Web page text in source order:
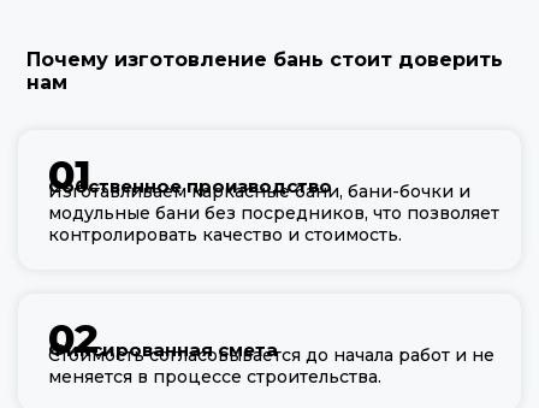
Почему изготовление бань стоит доверить
нам
01
Собственное производство
Изготавливаем каркасные бани, бани-бочки и
модульные бани без посредников, что позволяет
контролировать качество и стоимость.
02
Фиксированная смета
Стоимость согласовывается до начала работ и не
меняется в процессе строительства.